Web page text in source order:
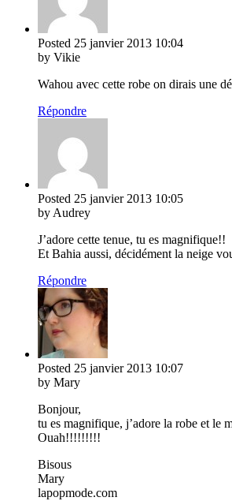
Posted 25 janvier 2013 10:04
by Vikie
Wahou avec cette robe on dirais une
Répondre
Posted 25 janvier 2013 10:05
by Audrey
J’adore cette tenue, tu es magnifique!!
Et Bahia aussi, décidément la neige
Répondre
Posted 25 janvier 2013 10:07
by Mary
Bonjour,
tu es magnifique, j’adore la robe et le
Ouah!!!!!!!!!
Bisous
Mary
lapopmode.com